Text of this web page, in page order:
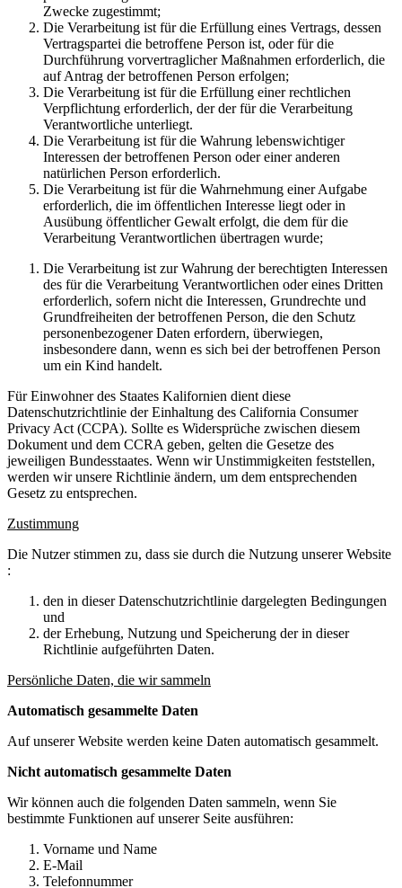
Zwecke zugestimmt;
Die Verarbeitung ist für die Erfüllung eines Vertrags, dessen
Vertragspartei die betroffene Person ist, oder für die
Durchführung vorvertraglicher Maßnahmen erforderlich, die
auf Antrag der betroffenen Person erfolgen;
Die Verarbeitung ist für die Erfüllung einer rechtlichen
Verpflichtung erforderlich, der der für die Verarbeitung
Verantwortliche unterliegt.
Die Verarbeitung ist für die Wahrung lebenswichtiger
Interessen der betroffenen Person oder einer anderen
natürlichen Person erforderlich.
Die Verarbeitung ist für die Wahrnehmung einer Aufgabe
erforderlich, die im öffentlichen Interesse liegt oder in
Ausübung öffentlicher Gewalt erfolgt, die dem für die
Verarbeitung Verantwortlichen übertragen wurde;
Die Verarbeitung ist zur Wahrung der berechtigten Interessen
des für die Verarbeitung Verantwortlichen oder eines Dritten
erforderlich, sofern nicht die Interessen, Grundrechte und
Grundfreiheiten der betroffenen Person, die den Schutz
personenbezogener Daten erfordern, überwiegen,
insbesondere dann, wenn es sich bei der betroffenen Person
um ein Kind handelt.
Für Einwohner des Staates Kalifornien dient diese
Datenschutzrichtlinie der Einhaltung des California Consumer
Privacy Act (CCPA). Sollte es Widersprüche zwischen diesem
Dokument und dem CCRA geben, gelten die Gesetze des
jeweiligen Bundesstaates. Wenn wir Unstimmigkeiten feststellen,
werden wir unsere Richtlinie ändern, um dem entsprechenden
Gesetz zu entsprechen.
Zustimmung
Die Nutzer stimmen zu, dass sie durch die Nutzung unserer Website
:
den in dieser Datenschutzrichtlinie dargelegten Bedingungen
und
der Erhebung, Nutzung und Speicherung der in dieser
Richtlinie aufgeführten Daten.
Persönliche Daten, die wir sammeln
Automatisch gesammelte Daten
Auf unserer Website werden keine Daten automatisch gesammelt.
Nicht automatisch gesammelte Daten
Wir können auch die folgenden Daten sammeln, wenn Sie
bestimmte Funktionen auf unserer Seite ausführen:
Vorname und Name
E-Mail
Telefonnummer